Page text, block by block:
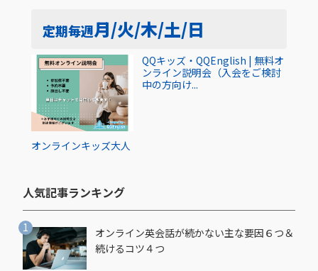
定期毎週月/火/木/土/日
オンラインキッズ大人
QQキッズ・QQEnglish | 無料オ
ンライン説明会（入会をご検討
中の方向け...
人気記事ランキング​
オンライン英会話が続かない主な要因６つ＆
続けるコツ４つ